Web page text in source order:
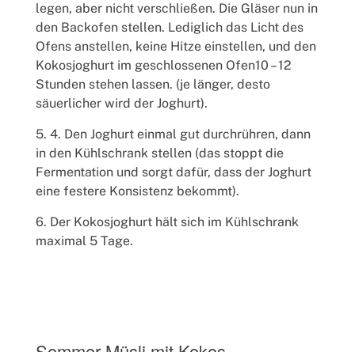
legen, aber nicht verschließen. Die Gläser nun in
den Backofen stellen. Lediglich das Licht des
Ofens anstellen, keine Hitze einstellen, und den
Kokosjoghurt im geschlossenen Ofen10 – 12
Stunden stehen lassen. (je länger, desto
säuerlicher wird der Joghurt).
4. Den Joghurt einmal gut durchrühren, dann
in den Kühlschrank stellen (das stoppt die
Fermentation und sorgt dafür, dass der Joghurt
eine festere Konsistenz bekommt).
Der Kokosjoghurt hält sich im Kühlschrank
maximal 5 Tage.